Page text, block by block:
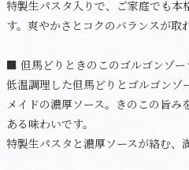
特製生パスタ入りで、ご家庭でも本
す。爽やかさとコクのバランスが取
■ 但馬どりときのこのゴルゴンゾー
低温調理した但馬どりとゴルゴンゾ
メイドの濃厚ソース。きのこの旨み
ある味わいです。
特製生パスタと濃厚ソースが絡む、